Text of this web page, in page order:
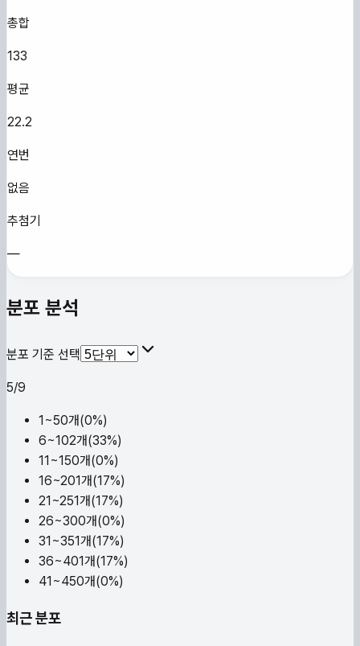
총합
133
평균
22.2
연번
없음
추첨기
—
분포 분석
분포 기준 선택
5/9
1~50개(0%)
6~102개(33%)
11~150개(0%)
16~201개(17%)
21~251개(17%)
26~300개(0%)
31~351개(17%)
36~401개(17%)
41~450개(0%)
최근 분포